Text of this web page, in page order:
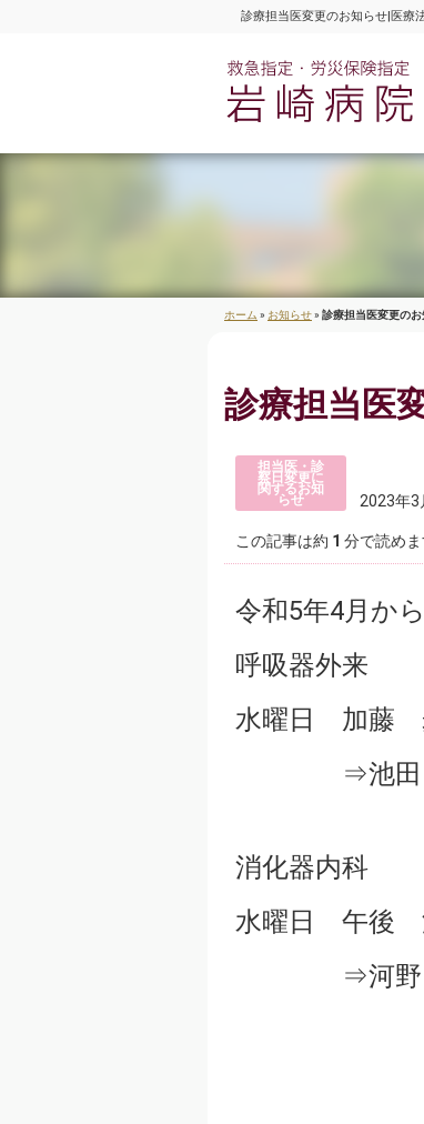
診療担当医変更のお知らせ|医
ホーム » お知らせ» 診療担当医変更のお
診療担当医
担当医・診
察日変更に
関するお知
らせ 2023年3
この記事は約 1 分で読めま
令和5年4月か
呼吸器外来
水曜日 加藤
⇒池田
消化器内科
水曜日 午後
⇒河野